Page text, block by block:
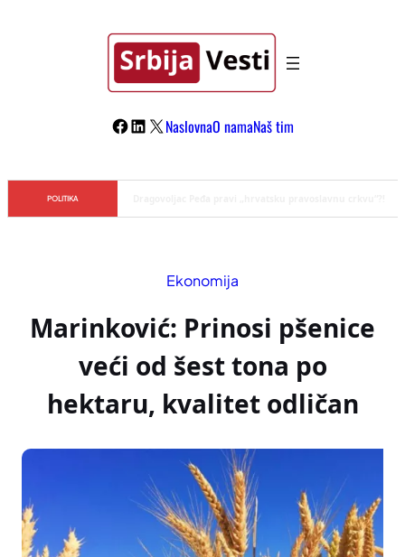
Facebook
LinkedIn
X NaslovnaO namaNaš tim
POLITIKA
Ekonomija
Marinković: Prinosi pšenice
veći od šest tona po
hektaru, kvalitet odličan